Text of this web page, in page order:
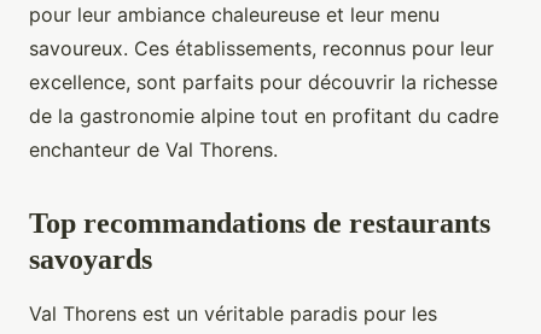
pour leur ambiance chaleureuse et leur menu
savoureux. Ces établissements, reconnus pour leur
excellence, sont parfaits pour découvrir la richesse
de la gastronomie alpine tout en profitant du cadre
enchanteur de Val Thorens.
Top recommandations de restaurants
savoyards
Val Thorens est un véritable paradis pour les